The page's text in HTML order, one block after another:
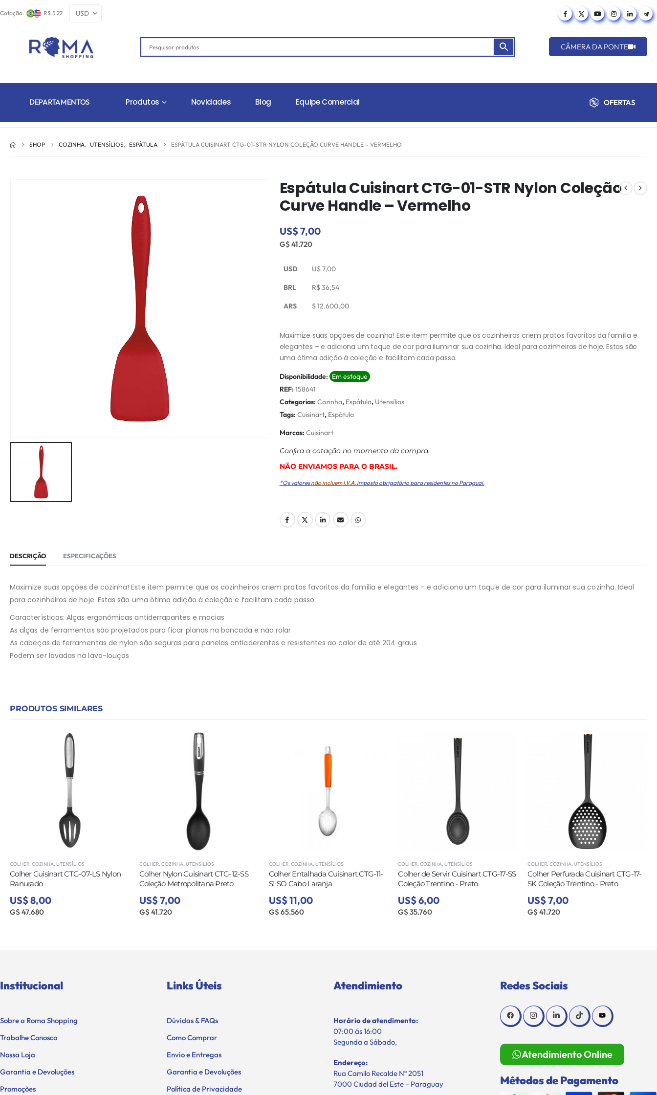
Cotação: R$ 5.22
CÂMERA DA PONTE
DEPARTAMENTOS Produtos Novidades Blog Equipe Comercial OFERTAS
SHOP COZINHA, UTENSÍLIOS, ESPÁTULA ESPÁTULA CUISINART CTG-01-STR NYLON COLEÇÃO CURVE HANDLE – VERMELHO
Espátula Cuisinart CTG-01-STR Nylon Coleção
Curve Handle – Vermelho
US$ 7,00
G$ 41.720
USD U$7,00
BRL R$36,54
ARS $12.600,00
Maximize suas opções de cozinha! Este item permite que os cozinheiros criem pratos favoritos da família e
elegantes – e adiciona um toque de cor para iluminar sua cozinha. Ideal para cozinheiros de hoje. Estas são
uma ótima adição à coleção e facilitam cada passo.
Disponibilidade: Em estoque
REF: 158641
Categorias: Cozinha, Espátula, Utensílios
Tags: Cuisinart, Espátula
Marcas: Cuisinart
Conﬁra a cotação no momento da compra.
NÃO ENVIAMOS PARA O BRASIL.
*Os valoresnão incluem I.V.A. imposto obrigatório para residentes no Paraguai.
DESCRIÇÃO ESPECIFICAÇÕES
Maximize suas opções de cozinha! Este item permite que os cozinheiros criem pratos favoritos da família e elegantes – e adiciona um toque de cor para iluminar sua cozinha. Ideal
para cozinheiros de hoje. Estas são uma ótima adição à coleção e facilitam cada passo.
Características: Alças ergonômicas antiderrapantes e macias
As alças de ferramentas são projetadas para ficar planas na bancada e não rolar
As cabeças de ferramentas de nylon são seguras para panelas antiaderentes e resistentes ao calor de até 204 graus
Podem ser lavadas na lava-louças
PRODUTOS SIMILARES
COLHER, COZINHA, UTENSÍLIOS
Colher Cuisinart CTG-07-LS Nylon
Ranurado
US$ 8,00
G$ 47.680
COLHER, COZINHA, UTENSÍLIOS
Colher Nylon Cuisinart CTG-12-SS
Coleção Metropolitana Preto
US$ 7,00
G$ 41.720
COLHER, COZINHA, UTENSÍLIOS
Colher Entalhada Cuisinart CTG-11-
SLSO Cabo Laranja
US$ 11,00
G$ 65.560
COLHER,COZINHA,UTENSÍLIOS
Colher de Servir Cuisinart CTG-17-SS
Coleção Trentino - Preto
US$ 6,00
G$ 35.760
COLHER,COZINHA,UTENSÍLIOS
Colher Perfurada Cuisinart CTG-17-
SK Coleção Trentino - Preto
US$ 7,00
G$ 41.720
Institucional
Sobre a Roma Shopping
Trabalhe Conosco
Nossa Loja
Garantia e Devoluções
Promoções
Links Úteis
Dúvidas & FAQs
Como Comprar
Envio e Entregas
Garantia e Devoluções
Política de Privacidade
Atendimiento
Horário de atendimento:
07:00 ás 16:00
Segunda a Sábado,
Endereço:
Rua Camilo Recalde Nº 2051
7000 Ciudad del Este – Paraguay
Redes Sociais
Atendimiento Online
Métodos de Pagamento